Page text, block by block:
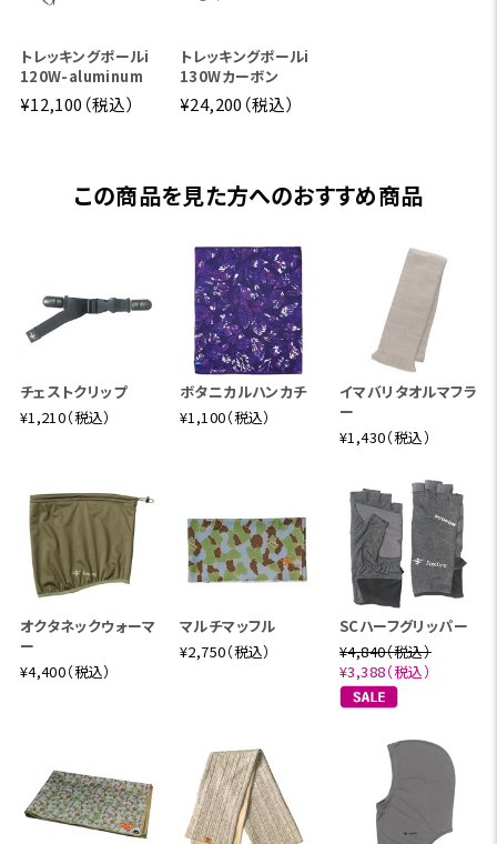
トレッキングポールi
120W-aluminum
¥12,100（税込）
トレッキングポールi
130Wカーボン
¥24,200（税込）
この商品を見た方へのおすすめ商品
チェストクリップ
¥1,210（税込）
ボタニカルハンカチ
¥1,100（税込）
イマバリタオルマフラ
ー
¥1,430（税込）
オクタネックウォーマ
ー
¥4,400（税込）
マルチマッフル
¥2,750（税込）
SCハーフグリッパー
¥4,840（税込）
¥3,388（税込）